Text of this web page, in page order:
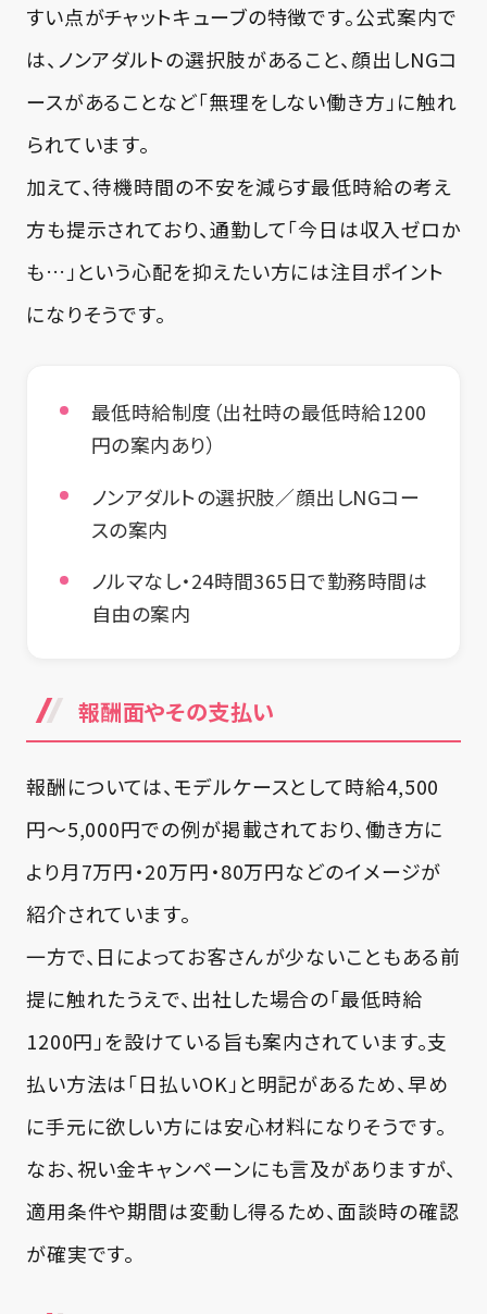
すい点がチャットキューブの特徴です。公式案内で
は、ノンアダルトの選択肢があること、顔出しNGコ
ースがあることなど「無理をしない働き方」に触れ
られています。
加えて、待機時間の不安を減らす最低時給の考え
方も提示されており、通勤して「今日は収入ゼロか
も…」という心配を抑えたい方には注目ポイント
になりそうです。
最低時給制度（出社時の最低時給1200
円の案内あり）
ノンアダルトの選択肢／顔出しNGコー
スの案内
ノルマなし・24時間365日で勤務時間は
自由の案内
報酬面やその支払い
報酬については、モデルケースとして時給4,500
円〜5,000円での例が掲載されており、働き方に
より月7万円・20万円・80万円などのイメージが
紹介されています。
一方で、日によってお客さんが少ないこともある前
提に触れたうえで、出社した場合の「最低時給
1200円」を設けている旨も案内されています。支
払い方法は「日払いOK」と明記があるため、早め
に手元に欲しい方には安心材料になりそうです。
なお、祝い金キャンペーンにも言及がありますが、
適用条件や期間は変動し得るため、面談時の確認
が確実です。